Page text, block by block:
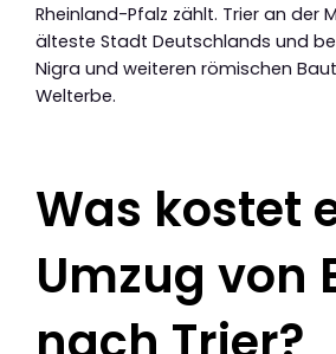
Rheinland-Pfalz zählt. Trier an der
älteste Stadt Deutschlands und
Nigra und weiteren römischen
Welterbe.
Was kostet
Umzug von